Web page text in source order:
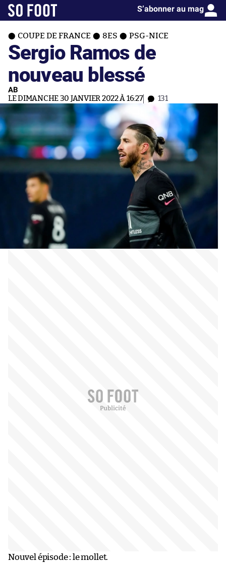
S’abonner au mag
COUPE DE FRANCE 8ES PSG-NICE
Sergio Ramos de
nouveau blessé
AB
LE DIMANCHE 30 JANVIER 2022 À 16:27 131
Nouvel épisode : le mollet.